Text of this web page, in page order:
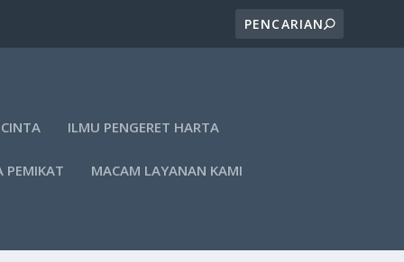
ILMU PENGERET HARTA
PEMIKAT MACAM LAYANAN KAMI